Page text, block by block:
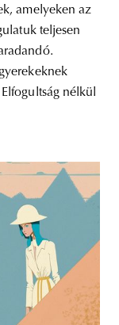
amelyeken az
teljesen
nélkül